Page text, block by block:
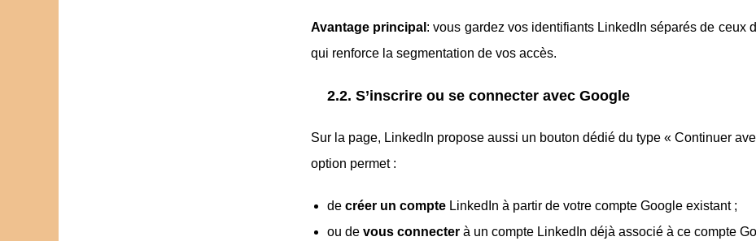
Avantage principal : vous gardez vos identifiants LinkedIn séparés de ceux
qui renforce la segmentation de vos accès.
2.2. S’inscrire ou se connecter avec Google
Sur la page, LinkedIn propose aussi un bouton dédié du type « Continuer
option permet :
de créer un compte LinkedIn à partir de votre compte Google existant ;
ou de vous connecter à un compte LinkedIn déjà associé à ce compte